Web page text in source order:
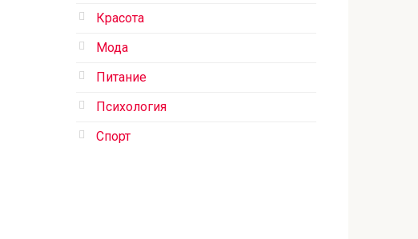
Красота
Мода
Питание
Психология
Спорт